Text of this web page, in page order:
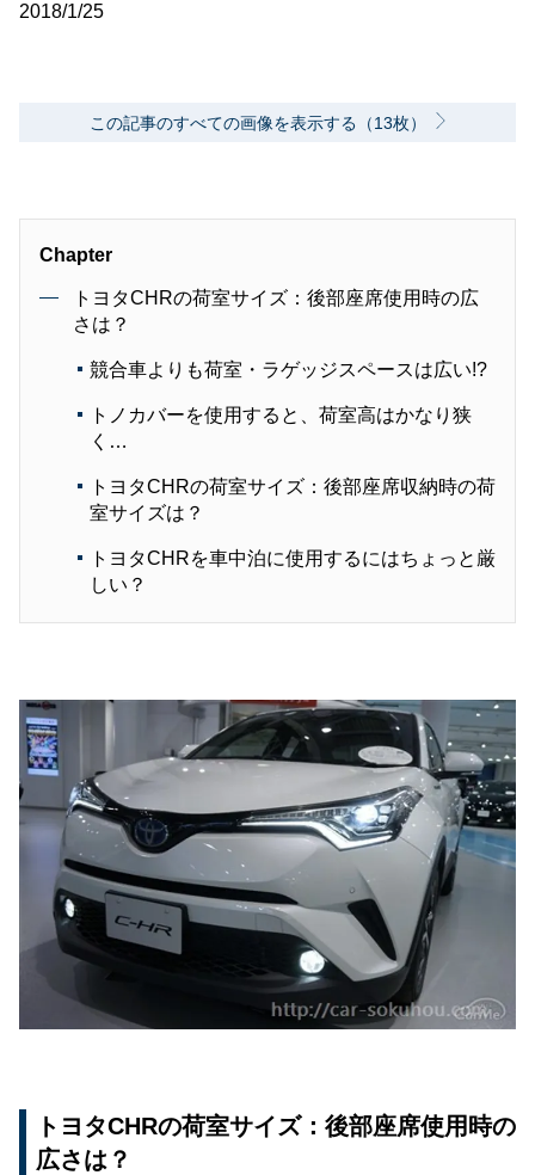
2018/1/25
この記事のすべての画像を表示する（13枚）
Chapter
トヨタCHRの荷室サイズ：後部座席使用時の広
さは？
競合車よりも荷室・ラゲッジスペースは広い!?
トノカバーを使用すると、荷室高はかなり狭
く…
トヨタCHRの荷室サイズ：後部座席収納時の荷
室サイズは？
トヨタCHRを車中泊に使用するにはちょっと厳
しい？
トヨタCHRの荷室サイズ：後部座席使用時の
広さは？